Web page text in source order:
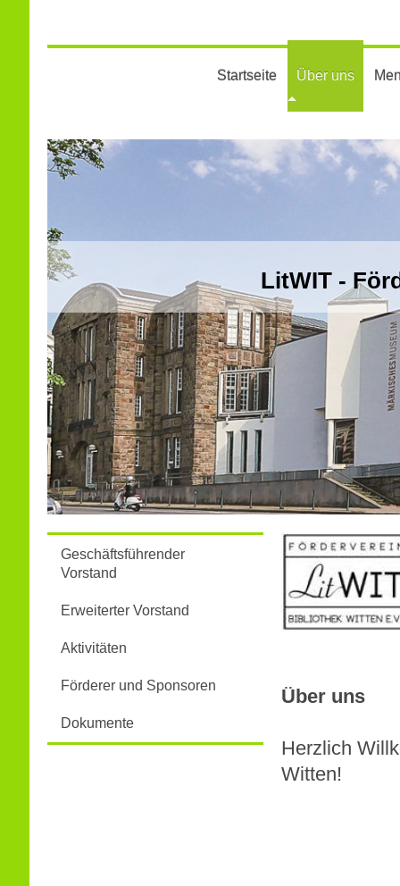
Startseite Über uns
LitWIT -
Über uns
Herzlich
Witten!
Geschäftsführender
Vorstand
Erweiterter Vorstand
Aktivitäten
Förderer und Sponsoren
Dokumente